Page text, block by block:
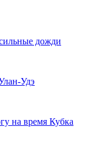
дожди
Удэ
на время Кубка